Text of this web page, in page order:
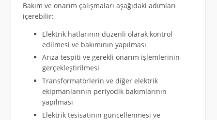
Bakım ve onarım çalışmaları aşağıdaki adımları
içerebilir:
Elektrik hatlarının düzenli olarak kontrol
edilmesi ve bakımının yapılması
Arıza tespiti ve gerekli onarım işlemlerinin
gerçekleştirilmesi
Transformatörlerin ve diğer elektrik
ekipmanlarının periyodik bakımlarının
yapılması
Elektrik tesisatının güncellenmesi ve